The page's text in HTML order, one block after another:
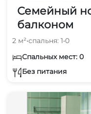
Семейный
балконом
2 м²•спальня: 1•0
Спальных мест: 0
Без питания